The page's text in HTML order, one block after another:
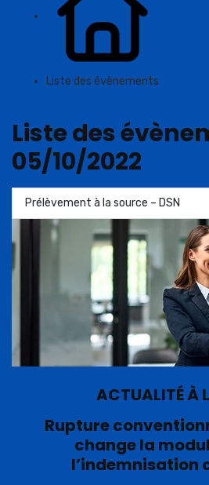
Liste des évènements
Liste des
05/10/2022
Prélèvement à la source – DSN
ACTUALITÉ À
Rupture
change la
l’indemnisation